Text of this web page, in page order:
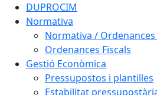
DUPROCIM
Normativa
Normativa / Ordenances
Ordenances Fiscals
Gestió Econòmica
Pressupostos i plantilles
Estabilitat